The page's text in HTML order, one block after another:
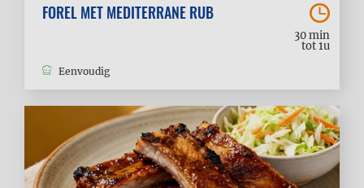
FOREL MET MEDITERRANE RUB
30 min
tot 1u
Eenvoudig